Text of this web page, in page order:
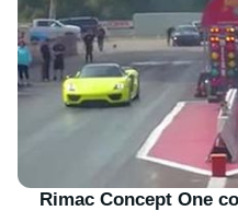
Rimac Concept One